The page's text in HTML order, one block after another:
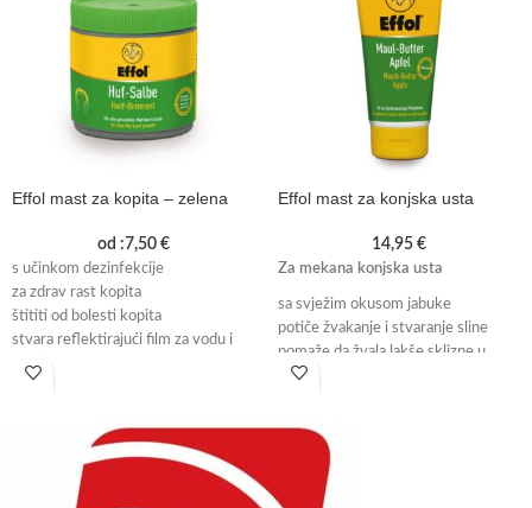
Effol mast za kopita – zelena
od :7,50 €
s učinkom dezinfekcije
za zdrav rast kopita
štititi od bolesti kopita
stvara reflektirajući film za vodu i
prljavštinu
Effol mast za konjska usta
14,95 €
Za mekana konjska usta
sa svježim okusom jabuke
potiče žvakanje i stvaranje sline
pomaže da žvala lakše sklizne u
udoban položaj u konjska usta